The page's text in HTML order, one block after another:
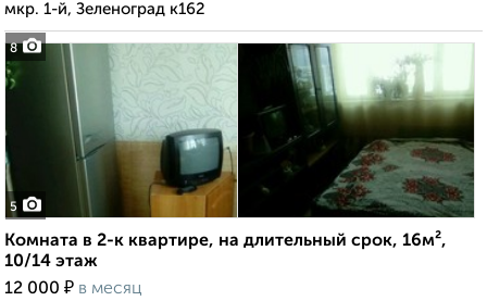
8
мкр. 1-й, Зеленоград к162
5
Комната в 2-к квартире, на длительный срок, 16м²,
10/14 этаж
12 000 ₽ в месяц